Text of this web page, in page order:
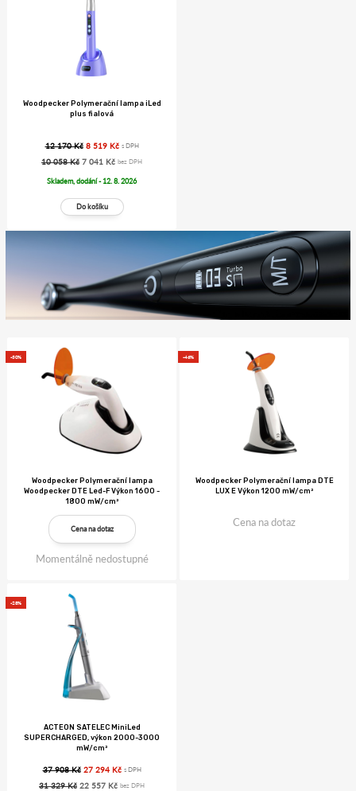
Woodpecker Polymerační lampa iLed
plus fialová
12 170 Kč 8 519 Kč s DPH
10 058 Kč 7 041 Kč bez DPH
Skladem, dodání - 12. 8. 2026
-30%
Woodpecker Polymerační lampa
Woodpecker DTE Led-F Výkon 1600 -
1800 mW/cm²
Cena na dotaz
Momentálně nedostupné
-46%
Woodpecker Polymerační lampa DTE
LUX E Výkon 1200 mW/cm²
Cena na dotaz
-28%
ACTEON SATELEC MiniLed
SUPERCHARGED, výkon 2000-3000
mW/cm²
37 908 Kč 27 294 Kč s DPH
31 329 Kč 22 557 Kč bez DPH